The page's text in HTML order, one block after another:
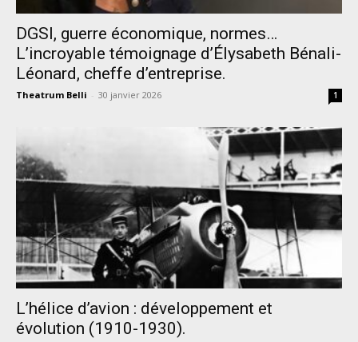
DGSI, guerre économique, normes…
L’incroyable témoignage d’Élysabeth Bénali-
Léonard, cheffe d’entreprise.
Theatrum Belli - 30 janvier 2026 1
L’hélice d’avion : développement et
évolution (1910-1930).